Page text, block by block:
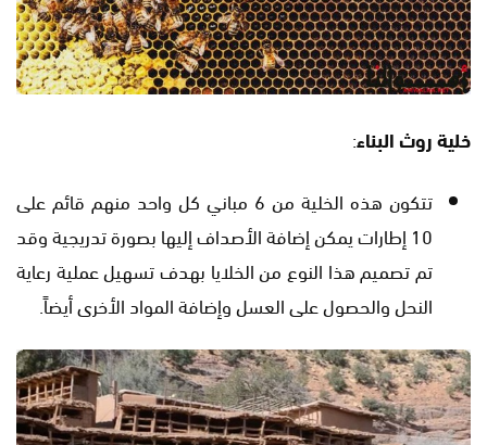
خلية روث البناء:
تتكون هذه الخلية من 6 مباني كل واحد منهم قائم على
10 إطارات يمكن إضافة الأصداف إليها بصورة تدريجية وقد
تم تصميم هذا النوع من الخلايا بهدف تسهيل عملية رعاية
النحل والحصول على العسل وإضافة المواد الأخرى أيضاً.